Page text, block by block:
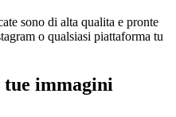
sono di alta qualita e pronte
o qualsiasi piattaforma tu
immagini